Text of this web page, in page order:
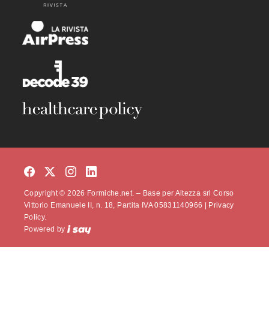
Copyright © 2026 Formiche.net. – Base per Altezza srl Corso
Vittorio Emanuele II, n. 18, Partita IVA 05831140966 |
Privacy
Policy.
Powered by